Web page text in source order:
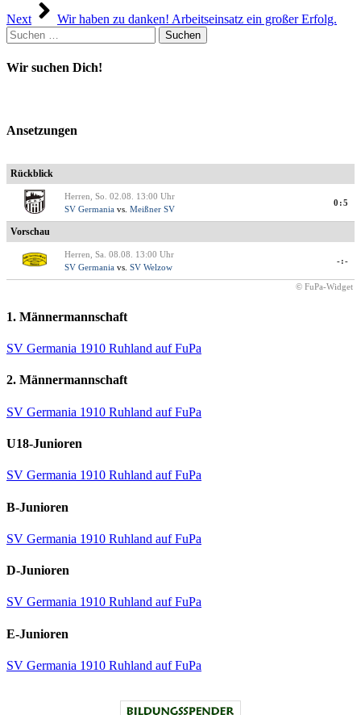
Next
Wir haben zu danken! Arbeitseinsatz ein großer Erfolg.
Suchen
nach:
Wir suchen Dich!
Ansetzungen
Rückblick
Herren, So. 02.08. 13:00 Uhr
SV Germania vs. Meißner SV
0:5
Vorschau
Herren, Sa. 08.08. 13:00 Uhr
SV Germania vs. SV Welzow
-:-
© FuPa-Widget
1. Männermannschaft
SV Germania 1910 Ruhland auf FuPa
2. Männermannschaft
SV Germania 1910 Ruhland auf FuPa
U18-Junioren
SV Germania 1910 Ruhland auf FuPa
B-Junioren
SV Germania 1910 Ruhland auf FuPa
D-Junioren
SV Germania 1910 Ruhland auf FuPa
E-Junioren
SV Germania 1910 Ruhland auf FuPa